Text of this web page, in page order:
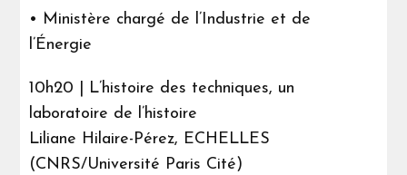
• Ministère chargé de l’Industrie et de
l’Énergie
10h20 | L’histoire des techniques, un
laboratoire de l’histoire
Liliane Hilaire-Pérez, ECHELLES
(CNRS/Université Paris Cité)